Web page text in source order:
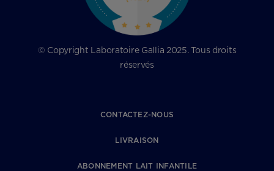
© Copyright Laboratoire Gallia 2025. Tous droits
réservés
CONTACTEZ-NOUS
LIVRAISON
ABONNEMENT LAIT INFANTILE